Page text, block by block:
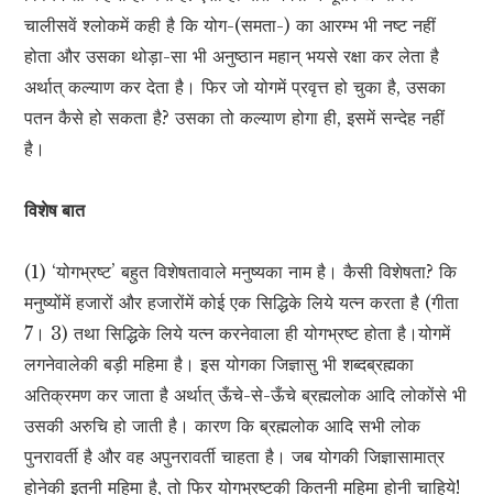
चालीसवें श्लोकमें कही है कि योग-(समता-) का आरम्भ भी नष्ट नहीं
होता और उसका थोड़ा-सा भी अनुष्ठान महान् भयसे रक्षा कर लेता है
अर्थात् कल्याण कर देता है। फिर जो योगमें प्रवृत्त हो चुका है, उसका
पतन कैसे हो सकता है? उसका तो कल्याण होगा ही, इसमें सन्देह नहीं
है।
विशेष बात
(1) ‘योगभ्रष्ट’ बहुत विशेषतावाले मनुष्यका नाम है। कैसी विशेषता? कि
मनुष्योंमें हजारों और हजारोंमें कोई एक सिद्धिके लिये यत्न करता है (गीता
7। 3) तथा सिद्धिके लिये यत्न करनेवाला ही योगभ्रष्ट होता है।योगमें
लगनेवालेकी बड़ी महिमा है। इस योगका जिज्ञासु भी शब्दब्रह्मका
अतिक्रमण कर जाता है अर्थात् ऊँचे-से-ऊँचे ब्रह्मलोक आदि लोकोंसे भी
उसकी अरुचि हो जाती है। कारण कि ब्रह्मलोक आदि सभी लोक
पुनरावर्ती है और वह अपुनरावर्ती चाहता है। जब योगकी जिज्ञासामात्र
होनेकी इतनी महिमा है, तो फिर योगभ्रष्टकी कितनी महिमा होनी चाहिये!